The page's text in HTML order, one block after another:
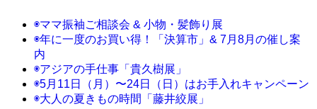
◉ママ振袖ご相談会 & 小物・髪飾り展
◉年に一度のお買い得！「決算市」& 7月8月の催し案
内
◉アジアの手仕事「貴久樹展」
◉5月11日（月）〜24日（日）はお手入れキャンペーン
◉大人の夏きもの時間「藤井絞展」